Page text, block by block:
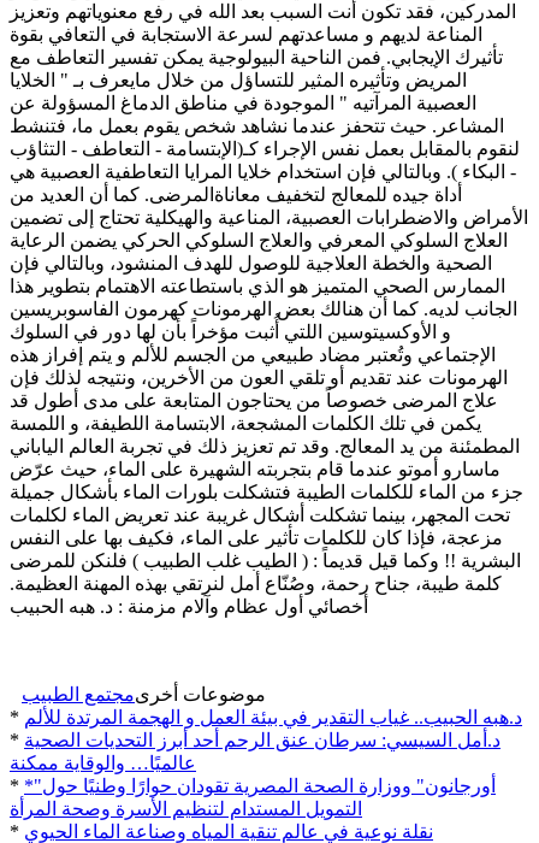
المدركين، فقد تكون أنت السبب بعد الله في رفع معنوياتهم وتعزيز
المناعة لديهم و مساعدتهم لسرعة الاستجابة في التعافي بقوة
تأثيرك الإيجابي. فمن الناحية البيولوجية يمكن تفسير التعاطف مع
المريض وتأثيره المثير للتساؤل من خلال مايعرف بـ " الخلايا
العصبية المرآتيه " الموجودة في مناطق الدماغ المسؤولة عن
المشاعر. حيث تتحفز عندما نشاهد شخص يقوم بعمل ما، فتنشط
لنقوم بالمقابل بعمل نفس الإجراء كـ(الإبتسامة - التعاطف - التثاؤب
- البكاء ). وبالتالي فإن استخدام خلايا المرايا التعاطفية العصبية هي
أداة جيده للمعالج لتخفيف معاناةالمرضى. كما أن العديد من
الأمراض والاضطرابات العصبية، المناعية والهيكلية تحتاج إلى تضمين
العلاج السلوكي المعرفي والعلاج السلوكي الحركي يضمن الرعاية
الصحية والخطة العلاجية للوصول للهدف المنشود، وبالتالي فإن
الممارس الصحي المتميز هو الذي باستطاعته الاهتمام بتطوير هذا
الجانب لديه. كما أن هنالك بعض الهرمونات كهرمون الفاسوبريسين
و الأوكسيتوسين اللتي أُثبت مؤخراً بأن لها دور في السلوك
الإجتماعي وتُعتبر مضاد طبيعي من الجسم للألم و يتم إفراز هذه
الهرمونات عند تقديم أو تلقي العون من الأخرين، ونتيجه لذلك فإن
علاج المرضى خصوصاً من يحتاجون المتابعة على مدى أطول قد
يكمن في تلك الكلمات المشجعة، الابتسامة اللطيفة، و اللمسة
المطمئنة من يد المعالج. وقد تم تعزيز ذلك في تجربة العالم الياباني
ماسارو أموتو عندما قام بتجربته الشهيرة على الماء، حيث عرّض
جزء من الماء للكلمات الطيبة فتشكلت بلورات الماء بأشكال جميلة
تحت المجهر، بينما تشكلت أشكال غريبة عند تعريض الماء لكلمات
مزعجة، فإذا كان للكلمات تأثير على الماء، فكيف بها على النفس
البشرية !! وكما قيل قديماً : ( الطيب غلب الطبيب ) فلنكن للمرضى
كلمة طيبة، جناح رحمة، وصُنّاع أمل لنرتقي بهذه المهنة العظيمة.
أخصائي أول عظام وآلام مزمنة : د. هبه الحبيب
موضوعات أخرىمجتمع الطبيب
* د.هبه الحبيب.. غياب التقدير في بيئة العمل و الهجمة المرتدة للألم
* د.أمل السيسي: سرطان عنق الرحم أحد أبرز التحديات الصحية
عالميًا… والوقاية ممكنة
* *"أورجانون" ووزارة الصحة المصرية تقودان حوارًا وطنيًا حول
التمويل المستدام لتنظيم الأسرة وصحة المرأة
* نقلة نوعية في عالم تنقية المياه وصناعة الماء الحيوي